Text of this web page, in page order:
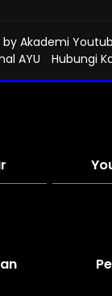
by Akademi
AYU
Hubungi